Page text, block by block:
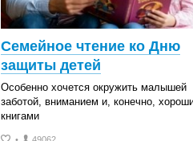
Семейное чтение ко Дню
защиты детей
Особенно хочется окружить малышей
заботой, вниманием и, конечно,
книгами